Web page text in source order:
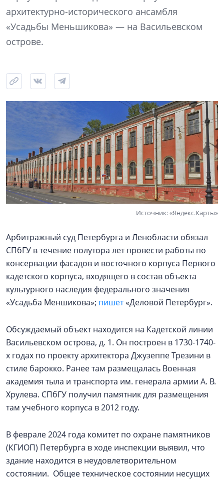
архитектурно-исторического ансамбля
«Усадьбы Меньшикова» — на Васильевском
острове.
Источник: «Яндекс.Карты»
Арбитражный суд Петербурга и Ленобласти обязал
СПбГУ в течение полутора лет провести работы по
консервации фасадов и восточного корпуса Первого
кадетского корпуса, входящего в состав объекта
культурного наследия федерального значения
«Усадьба Меншикова»; пишет«Деловой Петербург».
Обсуждаемый объект находится на Кадетской линии
Васильевском острова, д. 1. Он построен в 1730-1740-
х годах по проекту архитектора Джузеппе Трезини в
стиле барокко. Ранее там размещалась Военная
академия тыла и транспорта им. генерала армии А. В.
Хрулева. СПбГУ получил памятник для размещения
там учебного корпуса в 2012 году.
В феврале 2024 года комитет по охране памятников
(КГИОП) Петербурга в ходе инспекции выявил, что
здание находится в неудовлетворительном
состоянии. Общее техническое состоянии несущих